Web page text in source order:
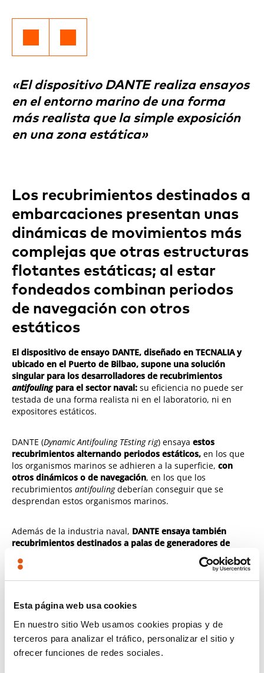
Esta página web usa cookies
En nuestro sitio Web usamos cookies propias y de
terceros para analizar el tráfico, personalizar el sitio y
ofrecer funciones de redes sociales.
«El dispositivo DANTE realiza ensayos
en el entorno marino de una forma
más realista que la simple exposición
en una zona estática»
Los recubrimientos destinados a
embarcaciones presentan unas
dinámicas de movimientos más
complejas que otras estructuras
flotantes estáticas; al estar
fondeados combinan periodos
de navegación con otros
estáticos
El dispositivo de ensayo DANTE, diseñado en TECNALIA y
ubicado en el Puerto de Bilbao, supone una solución
singular para los desarrolladores de recubrimientos
antifoulingpara el sector naval: su eficiencia no puede ser
testada de una forma realista ni en el laboratorio, ni en
expositores estáticos.
DANTE (Dynamic Antifouling TEsting rig) ensaya estos
recubrimientos alternando periodos estáticos,en los que
los organismos marinos se adhieren a la superficie,con
otros dinámicos o de navegación, en los que los
recubrimientosantifoulingdeberían conseguir que se
desprendan estos organismos marinos.
Además de la industria naval, DANTE ensaya también
recubrimientos destinados a palas de generadores de
. En este caso, además de las
propiedades
de los recubrimientos, resulta
interesante el ensayo de la resistencia al rozamiento de las
alcanzar en sus extremos estas palas.
Industria de recubrimientos
antifouling